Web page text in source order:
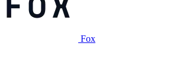
Fox